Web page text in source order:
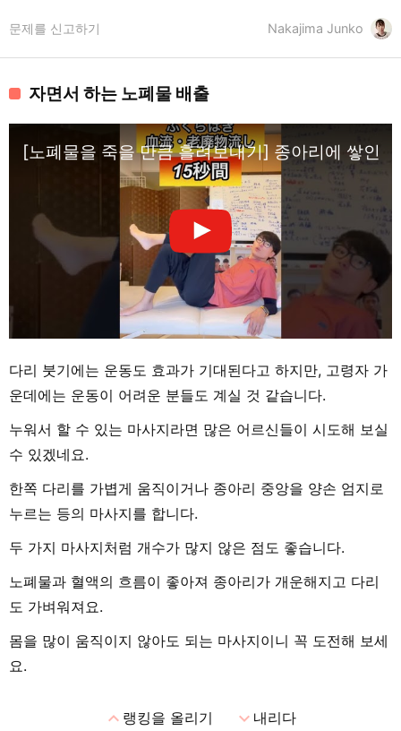
Nakajima Junko
문제를 신고하기
자면서 하는 노폐물 배출
[노폐물을 죽을 만큼 흘려보내기] 종아리에 쌓인
다리 붓기에는 운동도 효과가 기대된다고 하지만, 고령자 가
운데에는 운동이 어려운 분들도 계실 것 같습니다.
누워서 할 수 있는 마사지라면 많은 어르신들이 시도해 보실
수 있겠네요.
한쪽 다리를 가볍게 움직이거나 종아리 중앙을 양손 엄지로
누르는 등의 마사지를 합니다.
두 가지 마사지처럼 개수가 많지 않은 점도 좋습니다.
노폐물과 혈액의 흐름이 좋아져 종아리가 개운해지고 다리
도 가벼워져요.
몸을 많이 움직이지 않아도 되는 마사지이니 꼭 도전해 보세
요.
expand_less랭킹을 올리기 expand_more내리다